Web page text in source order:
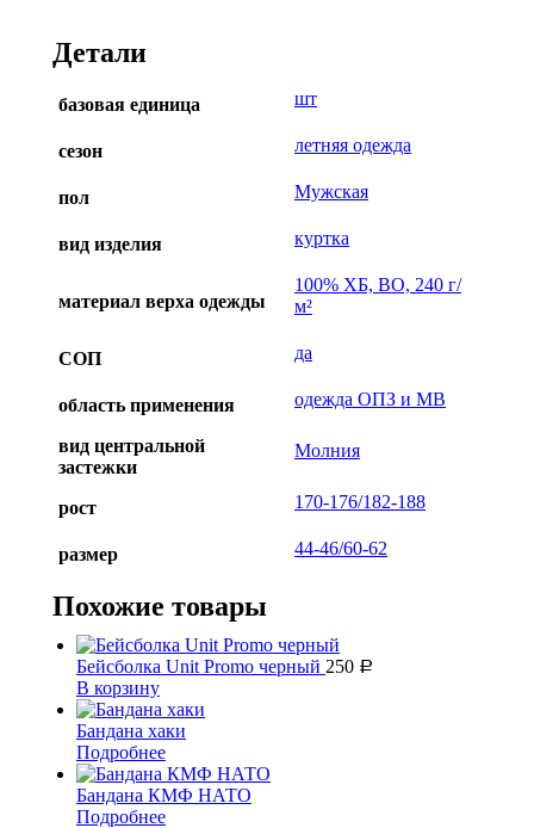
Детали
базовая единица шт
сезон летняя одежда
пол Мужская
вид изделия куртка
материал верха одежды
100% ХБ, ВО, 240 г/
м²
СОП да
область применения одежда ОПЗ и МВ
вид центральной
застежки
Молния
рост 170-176/182-188
размер 44-46/60-62
Похожие товары
Бейсболка Unit Promo черный 250 Р
В корзину
Бандана хаки
Подробнее
Бандана КМФ НАТО
Подробнее